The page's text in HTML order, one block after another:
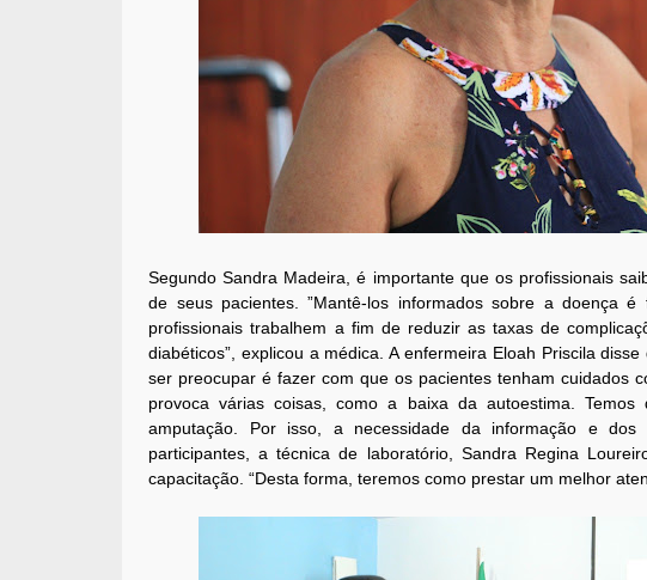
Segundo Sandra Madeira, é importante que os profissionais
de seus pacientes. ”Mantê-los informados sobre a doença
profissionais trabalhem a fim de reduzir as taxas de
diabéticos”, explicou a médica. A enfermeira Eloah Priscila
ser preocupar é fazer com que os pacientes tenham cuidados
provoca várias coisas, como a baixa da autoestima.
amputação. Por isso, a necessidade da informação e dos
participantes, a técnica de laboratório, Sandra Regina
capacitação. “Desta forma, teremos como prestar um melhor